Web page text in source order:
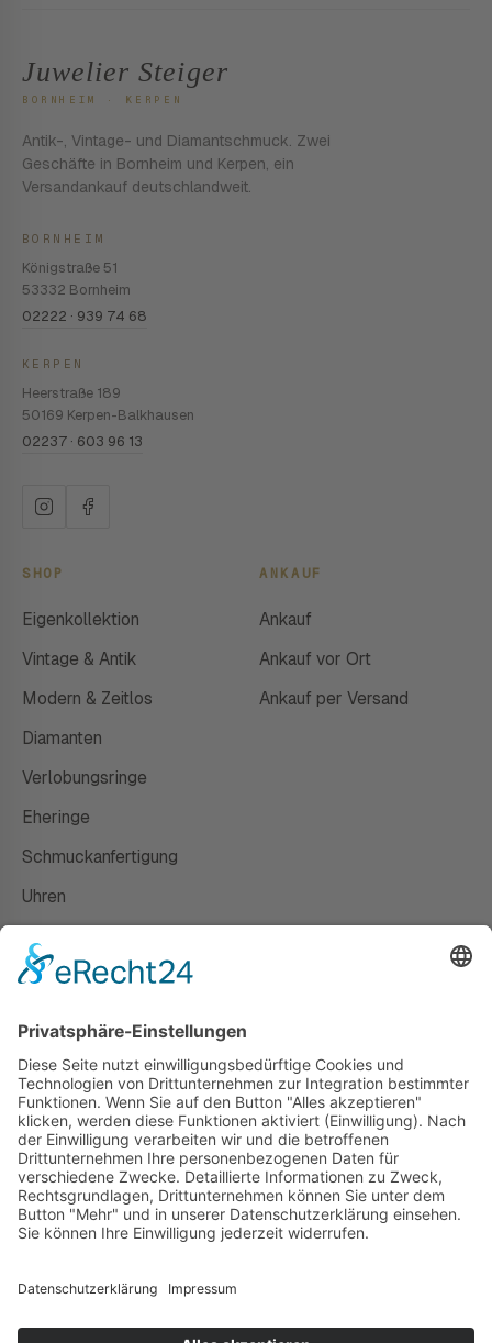
Juwelier Steiger
BORNHEIM · KERPEN
Antik-, Vintage- und Diamantschmuck. Zwei
Geschäfte in Bornheim und Kerpen, ein
Versandankauf deutschlandweit.
BORNHEIM
Königstraße 51
53332 Bornheim
02222 · 939 74 68
KERPEN
Heerstraße 189
50169 Kerpen-Balkhausen
02237 · 603 96 13
SHOP
Eigenkollektion
Vintage & Antik
Modern & Zeitlos
Diamanten
Verlobungsringe
Eheringe
Schmuckanfertigung
Uhren
ANKAUF
Ankauf
Ankauf vor Ort
Ankauf per Versand
Susanne Steiger
Geschäfte
Newsletter
Kontakt
© 2026 JUWELIER STEIGER